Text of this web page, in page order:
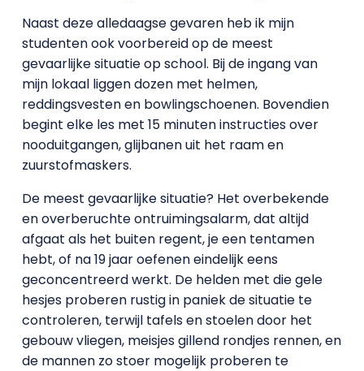
Naast deze alledaagse gevaren heb ik mijn
studenten ook voorbereid op de meest
gevaarlijke situatie op school. Bij de ingang van
mijn lokaal liggen dozen met helmen,
reddingsvesten en bowlingschoenen. Bovendien
begint elke les met 15 minuten instructies over
nooduitgangen, glijbanen uit het raam en
zuurstofmaskers.
De meest gevaarlijke situatie? Het overbekende
en overberuchte ontruimingsalarm, dat altijd
afgaat als het buiten regent, je een tentamen
hebt, of na 19 jaar oefenen eindelijk eens
geconcentreerd werkt. De helden met die gele
hesjes proberen rustig in paniek de situatie te
controleren, terwijl tafels en stoelen door het
gebouw vliegen, meisjes gillend rondjes rennen, en
de mannen zo stoer mogelijk proberen te